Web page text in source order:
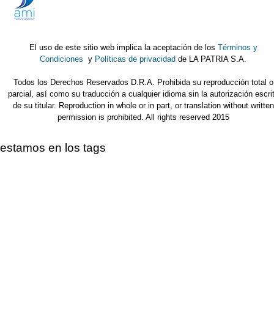
El uso de este sitio web implica la aceptación de los Términos y
Condiciones y Políticas de privacidad de LA PATRIA S.A.
Todos los Derechos Reservados D.R.A. Prohibida su reproducción total o
parcial, así como su traducción a cualquier idioma sin la autorización
de su titular. Reproduction in whole or in part, or translation without written
permission is prohibited. All rights reserved 2015
estamos en los tags